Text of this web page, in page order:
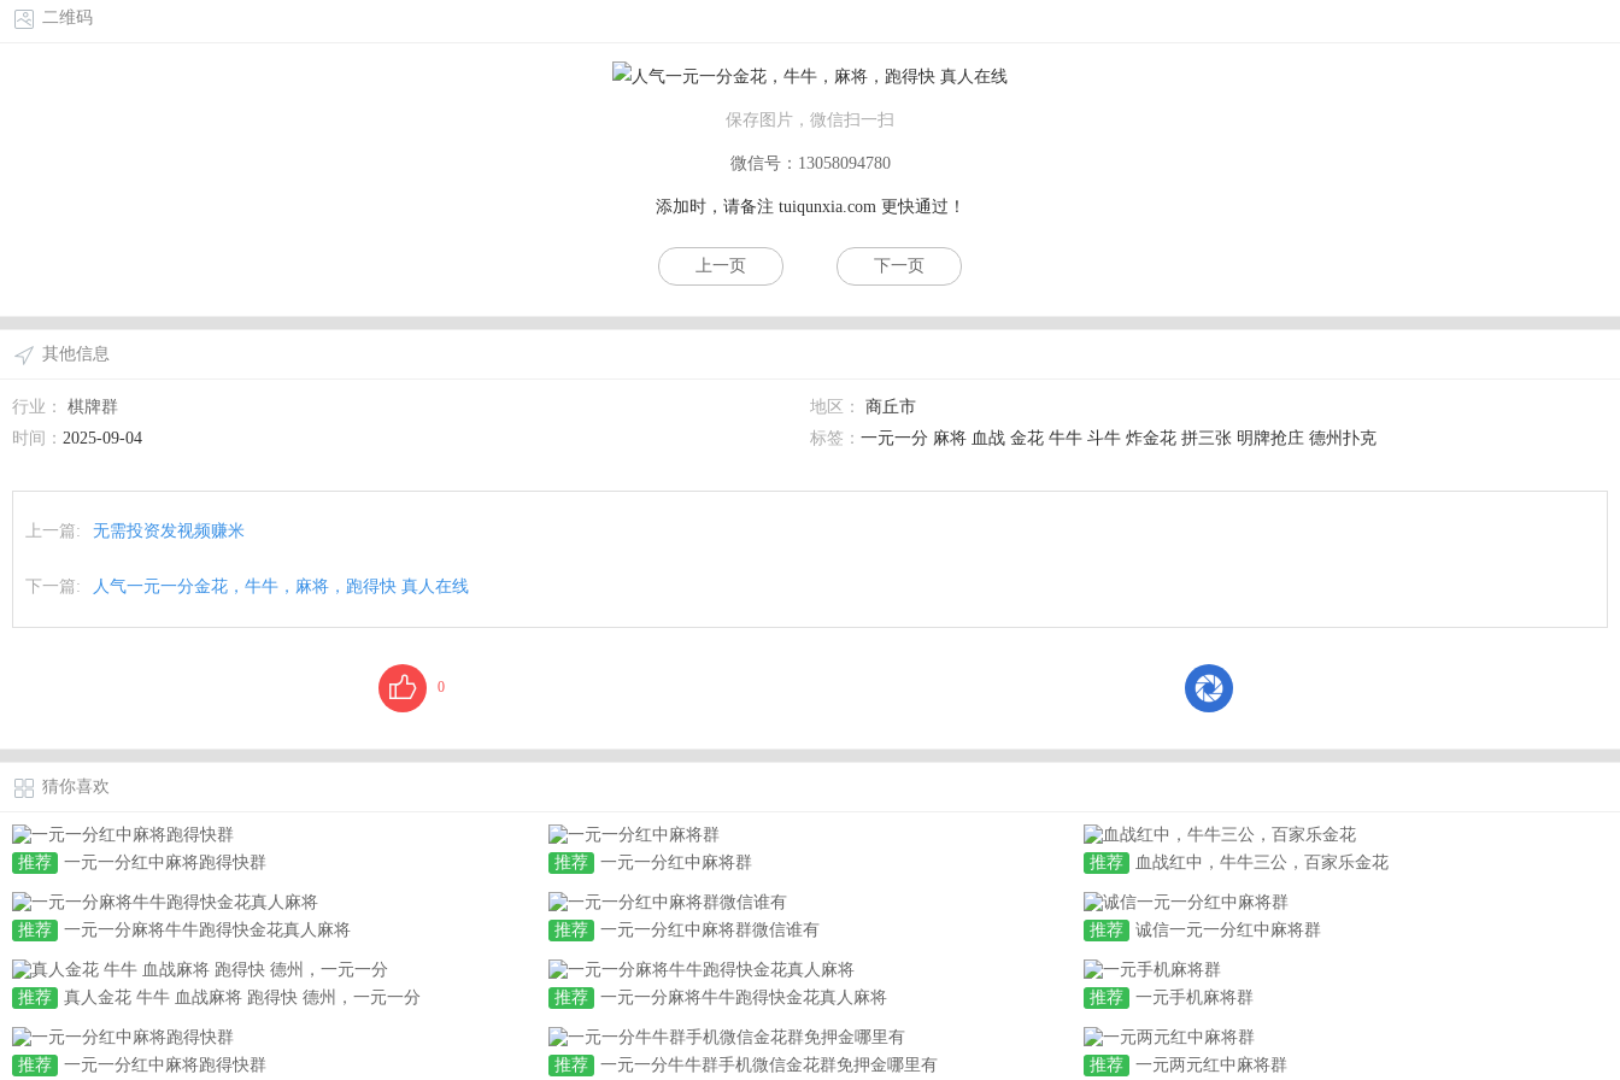
二维码
保存图片，微信扫一扫
微信号：13058094780
添加时，请备注 tuiqunxia.com更快通过！
上一页 下一页
其他信息
行业： 棋牌群 地区：
商丘市
时间： 2025-09-04 标签： 一元一分 麻将 血战 金花 牛牛 斗牛 炸金花 拼三张 明牌抢庄 德州扑克
上一篇: 无需投资发视频赚米
下一篇: 人气一元一分金花，牛牛，麻将，跑得快 真人在线
0
猜你喜欢
推荐 一元一分红中麻将跑得快群 推荐 一元一分红中麻将群 推荐 血战红中，牛牛三公，百家乐金花
推荐 一元一分麻将牛牛跑得快金花真人麻将 推荐 一元一分红中麻将群微信谁有 推荐 诚信一元一分红中麻将群
推荐 真人金花 牛牛 血战麻将 跑得快 德州，一元一分 推荐 一元一分麻将牛牛跑得快金花真人麻将 推荐 一元手机麻将群
推荐 一元一分红中麻将跑得快群 推荐 一元一分牛牛群手机微信金花群免押金哪里有 推荐 一元两元红中麻将群